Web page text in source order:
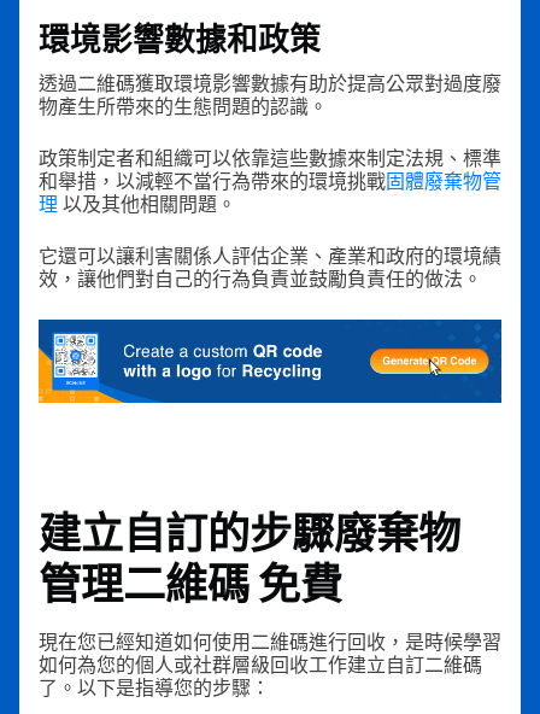
環境影響數據和政策
透過二維碼獲取環境影響數據有助於提高公眾對過度廢
物產生所帶來的生態問題的認識。
政策制定者和組織可以依靠這些數據來制定法規、標準
和舉措，以減輕不當行為帶來的環境挑戰固體廢棄物管
理以及其他相關問題。
它還可以讓利害關係人評估企業、產業和政府的環境績
效，讓他們對自己的行為負責並鼓勵負責任的做法。
建立自訂的步驟廢棄物
管理二維碼免費
現在您已經知道如何使用二維碼進行回收，是時候學習
如何為您的個人或社群層級回收工作建立自訂二維碼
了。以下是指導您的步驟：